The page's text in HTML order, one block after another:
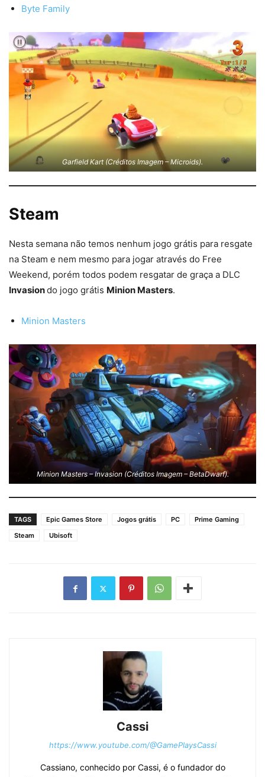
Byte Family
Garfield Kart (Créditos Imagem – Microids).
Steam
Nesta semana não temos nenhum jogo grátis para resgate
na Steam e nem mesmo para jogar através do Free
Weekend, porém todos podem resgatar de graça a DLC
Invasiondo jogo grátis Minion Masters.
Minion Masters
Minion Masters – Invasion (Créditos Imagem – BetaDwarf).
TAGS Epic Games Store Jogos grátis PC
Prime Gaming
Steam
Ubisoft
Cassi
https://www.youtube.com/@GamePlaysCassi
Cassiano, conhecido por Cassi, é o fundador do